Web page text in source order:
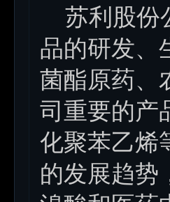
苏利股份
品的研发、
菌酯原药、
司重要的产
化聚苯乙烯
的发展趋势